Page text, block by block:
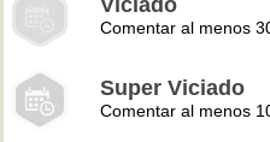
Viciado
Comentar al menos
Super Viciado
Comentar al menos